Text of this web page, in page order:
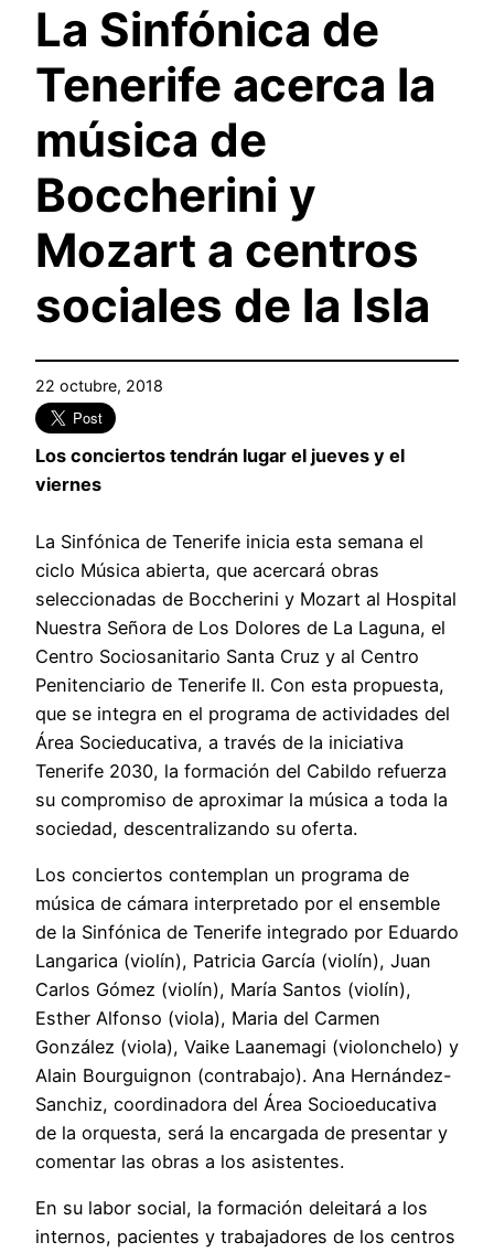
La Sinfónica de
Tenerife acerca la
música de
Boccherini y
Mozart a centros
sociales de la Isla
22 octubre, 2018
Los conciertos tendrán lugar el jueves y el
viernes
La Sinfónica de Tenerife inicia esta semana el
ciclo Música abierta, que acercará obras
seleccionadas de Boccherini y Mozart al Hospital
Nuestra Señora de Los Dolores de La Laguna, el
Centro Sociosanitario Santa Cruz y al Centro
Penitenciario de Tenerife II. Con esta propuesta,
que se integra en el programa de actividades del
Área Socieducativa, a través de la iniciativa
Tenerife 2030, la formación del Cabildo refuerza
su compromiso de aproximar la música a toda la
sociedad, descentralizando su oferta.
Los conciertos contemplan un programa de
música de cámara interpretado por el ensemble
de la Sinfónica de Tenerife integrado por Eduardo
Langarica (violín), Patricia García (violín), Juan
Carlos Gómez (violín), María Santos (violín),
Esther Alfonso (viola), Maria del Carmen
González (viola), Vaike Laanemagi (violonchelo) y
Alain Bourguignon (contrabajo). Ana Hernández-
Sanchiz, coordinadora del Área Socioeducativa
de la orquesta, será la encargada de presentar y
comentar las obras a los asistentes.
En su labor social, la formación deleitará a los
internos, pacientes y trabajadores de los centros